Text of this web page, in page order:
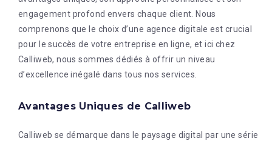
engagement profond envers chaque client. Nous
comprenons que le choix d’une agence digitale est crucial
pour le succès de votre entreprise en ligne, et ici chez
Calliweb, nous sommes dédiés à offrir un niveau
d’excellence inégalé dans tous nos services.
Avantages Uniques de Calliweb
Calliweb se démarque dans le paysage digital par une série